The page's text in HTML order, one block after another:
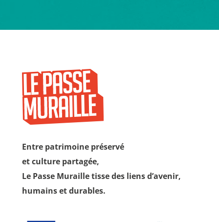
Entre patrimoine préservé
et culture partagée,
Le Passe Muraille tisse des liens d’avenir,
humains et durables.